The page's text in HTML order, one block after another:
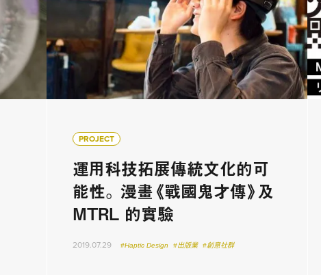
PROJECT
運用科技拓展傳統文化的可
能性。 漫畫《戰國鬼才傳》及
MTRL 的實驗
2019.07.29 #Haptic Design #出版業 #創意社群